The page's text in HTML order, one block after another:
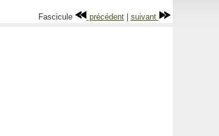
Fascicule précédent| suivant